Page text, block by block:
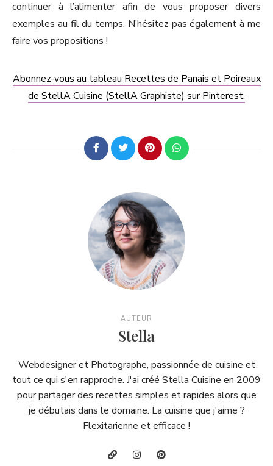
continuer à l’alimenter afin de vous proposer divers
exemples au fil du temps. N’hésitez pas également à me
faire vos propositions !
Abonnez-vous au tableau Recettes de Panais et Poireaux
de StellA Cuisine (StellA Graphiste) sur Pinterest.
AUTEUR
Stella
Webdesigner et Photographe, passionnée de cuisine et
tout ce qui s'en rapproche. J'ai créé Stella Cuisine en 2009
pour partager des recettes simples et rapides alors que
je débutais dans le domaine. La cuisine que j'aime ?
Flexitarienne et efficace !